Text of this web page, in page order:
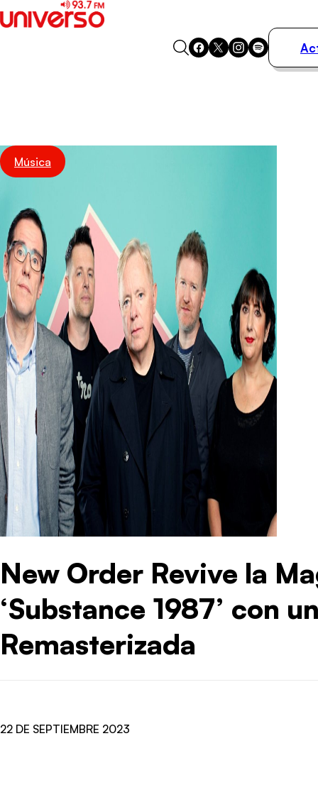
Podcasts
Música
New Order Revive la
‘Substance 1987’ con
Remasterizada
22 DE SEPTIEMBRE 2023